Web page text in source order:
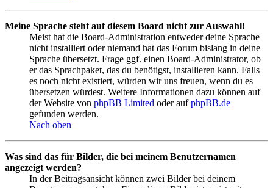
Meine Sprache steht auf diesem Board nicht zur Auswahl!
Meist hat die Board-Administration entweder deine Sprache
nicht installiert oder niemand hat das Forum bislang in deine
Sprache übersetzt. Frage ggf. einen Board-Administrator, ob
er das Sprachpaket, das du benötigst, installieren kann. Falls
es noch nicht existiert, würden wir uns freuen, wenn du es
übersetzen würdest. Weitere Informationen dazu können auf
der Website von phpBB Limited oder aufphpBB.de
gefunden werden.
Nach oben
Was sind das für Bilder, die bei meinem Benutzernamen
angezeigt werden?
In der Beitragsansicht können zwei Bilder bei deinem